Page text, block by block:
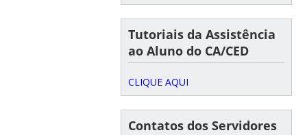
Tutoriais da Assistência
ao Aluno do CA/CED
CLIQUE AQUI
Contatos dos Servidores